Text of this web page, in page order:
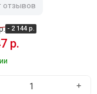
отзывов
- 2 144 р.
р.
+